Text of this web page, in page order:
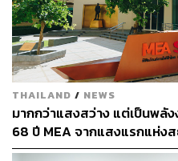
เดินสายไฟใต้ดินทั้งโครงกา
อาศัยที่จะมาเติมเต็มการใช้ชี
บริการทำความสะอาด ดูแลส
ปรับอากาศ
THAILAND / NEWS
มากกว่าแสงสว่าง แต่เป็นพลั
68 ปี MEA จากแสงแรกแห่ง
เมือง ผ่าน MEA SPARK